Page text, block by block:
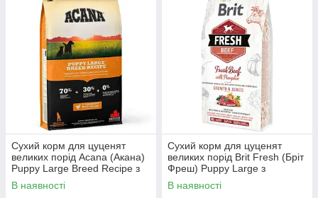
Сухий корм для цуценят
великих порід Acana (Акана)
Puppy Large Breed Recipe з
м'ясом курчат 17 кг
В наявності
Сухий корм для цуценят
великих порід Brit Fresh (Бріт
Фреш) Puppy Large з
яловичиною та гарбузом 12
кг
В наявності